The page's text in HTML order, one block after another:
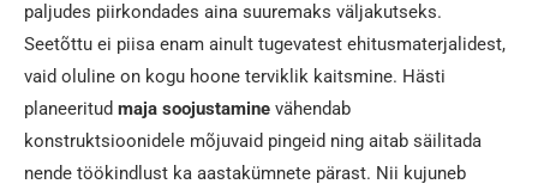
paljudes piirkondades aina suuremaks väljakutseks.
Seetõttu ei piisa enam ainult tugevatest ehitusmaterjalidest,
vaid oluline on kogu hoone terviklik kaitsmine. Hästi
planeeritud maja soojustamine vähendab
konstruktsioonidele mõjuvaid pingeid ning aitab säilitada
nende töökindlust ka aastakümnete pärast. Nii kujuneb